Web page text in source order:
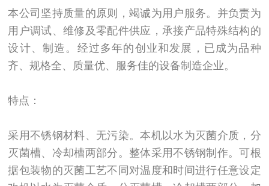
本公司坚持质量的原则，竭诚为用户服务。并负责为
用户调试、维修及零配件供应，承接产品特殊结构的
设计、制造。经过多年的创业和发展，已成为品种
齐、规格全、质量优、服务佳的设备制造企业。
特点：
采用不锈钢材料、无污染。本机以水为灭菌介质，分
灭菌槽、冷却槽两部分。整体采用不锈钢制作。可根
据包装物的灭菌工艺不同对温度和时间进行任意设定